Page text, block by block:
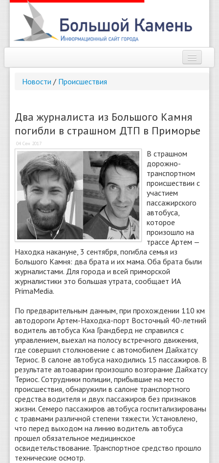
Справочник
Погода
О сайте
Новости / Происшествия
Два журналиста из Большого Камня
погибли в страшном ДТП в Приморье
04 Сен 2017
В страшном
дорожно-
транспортном
происшествии с
участием
пассажирского
автобуса,
которое
произошло на
трассе Артем —
Находка накануне, 3 сентября, погибла семья из
Большого Камня: два брата и их мама. Оба брата были
журналистами. Для города и всей приморской
журналистики это большая утрата, сообщает ИА
PrimaMedia.
По предварительным данным, при прохождении 110 км
автодороги Артем-Находка-порт Восточный 40-летний
водитель автобуса Киа Грандберд не справился с
управлением, выехал на полосу встречного движения,
где совершил столкновение с автомобилем Дайхатсу
Териос. В салоне автобуса находились 15 пассажиров. В
результате автоаварии произошло возгорание Дайхатсу
Териос. Сотрудники полиции, прибывшие на место
происшествия, обнаружили в салоне транспортного
средства водителя и двух пассажиров без признаков
жизни. Семеро пассажиров автобуса госпитализированы
с травмами различной степени тяжести. Установлено,
что перед выходом на линию водитель автобуса
прошел обязательное медицинское
освидетельствование. Транспортное средство прошло
технические осмотр.